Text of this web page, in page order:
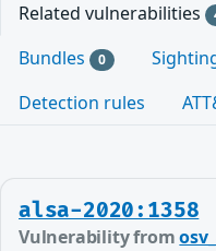
Related vulnerabilities
Bundles 0
Detection rules
alsa-2020:1358
Vulnerability from